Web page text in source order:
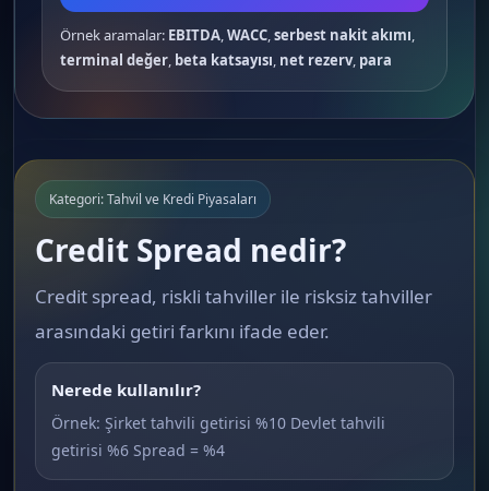
Örnek aramalar: EBITDA,WACC,serbest nakit akımı,
terminal değer, beta katsayısı, net rezerv, para
Kategori: Tahvil ve Kredi Piyasaları
Credit Spread nedir?
Credit spread, riskli tahviller ile risksiz tahviller
arasındaki getiri farkını ifade eder.
Nerede kullanılır?
Örnek: Şirket tahvili getirisi %10 Devlet tahvili
getirisi %6 Spread = %4